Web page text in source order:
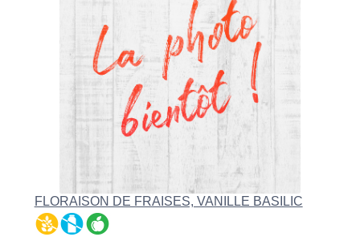
FLORAISON DE FRAISES, VANILLE BASILIC